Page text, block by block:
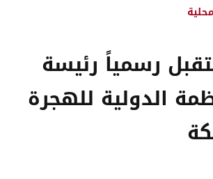
رسمياً رئيسة
الدولية للهجرة